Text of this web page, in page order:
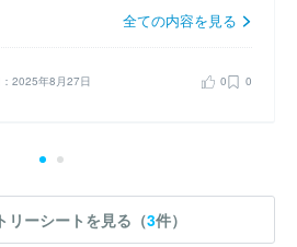
全ての内容を見る
2025年8月27日 0 0
リーシートを見る（3件）